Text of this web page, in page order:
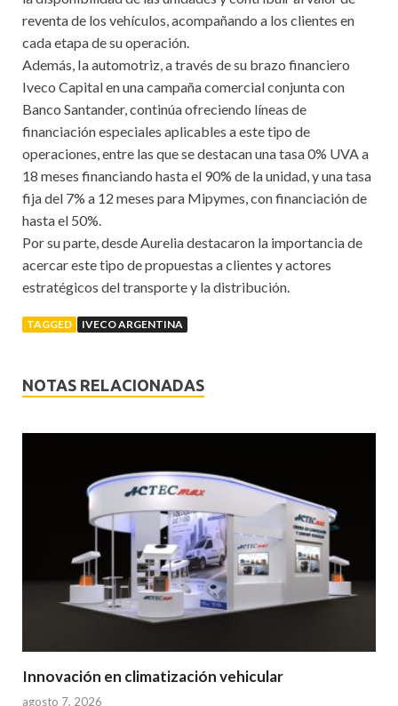
reventa de los vehículos, acompañando a los clientes en
cada etapa de su operación.
Además, Ia automotriz, a través de su brazo financiero
Iveco Capital en una campaña comercial conjunta con
Banco Santander, continúa ofreciendo líneas de
financiación especiales aplicables a este tipo de
operaciones, entre las que se destacan una tasa 0% UVA a
18 meses financiando hasta el 90% de la unidad, y una tasa
fija del 7% a 12 meses para Mipymes, con financiación de
hasta el 50%.
Por su parte, desde Aurelia destacaron la importancia de
acercar este tipo de propuestas a clientes y actores
estratégicos del transporte y la distribución.
TAGGED IVECO ARGENTINA
NOTAS RELACIONADAS
Innovación en climatización vehicular
agosto 7, 2026